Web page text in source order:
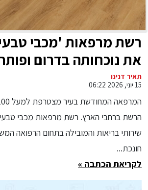
רשת מרפאות 'מכבי
את נוכחותה בדרום
חדשה באשדוד
תאיר דנינו
15 יוני, 2026 06:22
הרשת ברחבי הארץ. רשת מרפאות מכבי
שירותי בריאות והמובילה בתחום הרפואה
חונכת...
לקריאת הכתבה »